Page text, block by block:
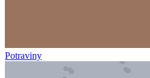
Potraviny